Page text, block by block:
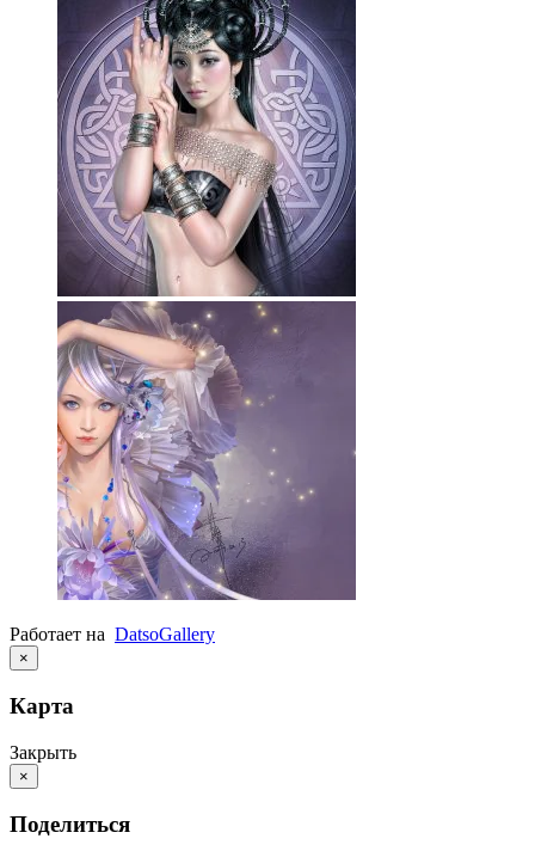
Работает на DatsoGallery
×
Карта
Закрыть
×
Поделиться